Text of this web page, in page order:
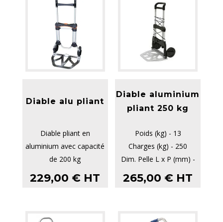
Diable alu pliant
Diable pliant en
aluminium avec capacité
de 200 kg
Extrêmement compact
Robuste
229,00 € HT
Diable aluminium
pliant 250 kg
Poids (kg) - 13
Charges (kg) - 250
Dim. Pelle L x P (mm) -
450 x 595
Dim. Hors Tout repl...
265,00 € HT